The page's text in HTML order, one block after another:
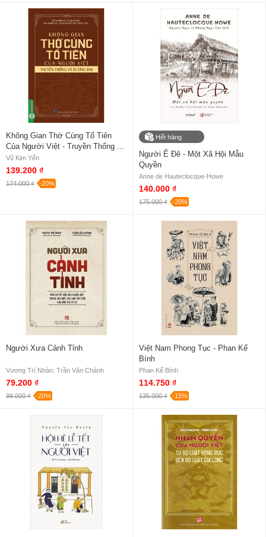
Không Gian Thờ Cúng Tổ Tiên
Của Người Việt - Truyền Thống Và
Đương Đại
Vũ Kim Yến
139.200 ₫
174.000 ₫ -20%
Hết hàng
Người Ê Đê - Một Xã Hội Mẫu
Quyền
Anne de Hauteclocque-Howe
140.000 ₫
175.000 ₫ -20%
Người Xưa Cảnh Tỉnh
Vương Trí Nhàn; Trần Văn Chánh
79.200 ₫
99.000 ₫ -20%
Việt Nam Phong Tục - Phan Kế
Bính
Phan Kế Bính
114.750 ₫
135.000 ₫ -15%